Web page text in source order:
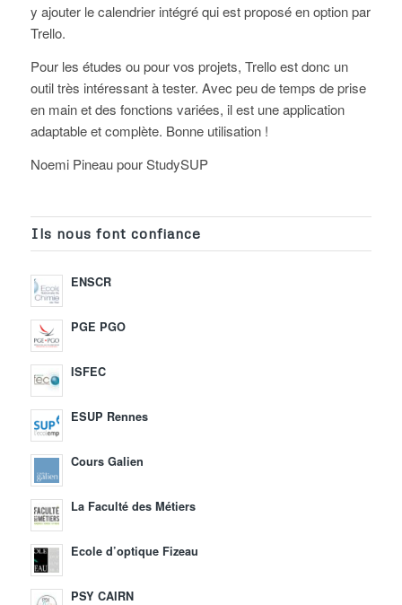
y ajouter le calendrier intégré qui est proposé en option par
Trello.
Pour les études ou pour vos projets, Trello est donc un
outil très intéressant à tester. Avec peu de temps de prise
en main et des fonctions variées, il est une application
adaptable et complète. Bonne utilisation !
Noemi Pineau pour StudySUP
Ils nous font confiance
ENSCR
PGE PGO
ISFEC
ESUP Rennes
Cours Galien
La Faculté des Métiers
Ecole d’optique Fizeau
PSY CAIRN